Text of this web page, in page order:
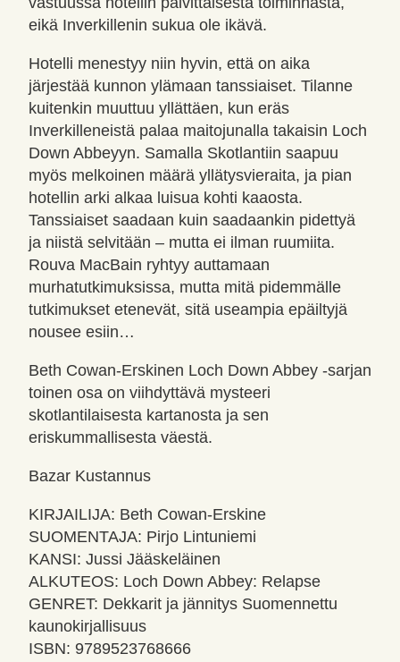
eikä Inverkillenin sukua ole ikävä.
Hotelli menestyy niin hyvin, että on aika
järjestää kunnon ylämaan tanssiaiset. Tilanne
kuitenkin muuttuu yllättäen, kun eräs
Inverkilleneistä palaa maitojunalla takaisin Loch
Down Abbeyyn. Samalla Skotlantiin saapuu
myös melkoinen määrä yllätysvieraita, ja pian
hotellin arki alkaa luisua kohti kaaosta.
Tanssiaiset saadaan kuin saadaankin pidettyä
ja niistä selvitään – mutta ei ilman ruumiita.
Rouva MacBain ryhtyy auttamaan
murhatutkimuksissa, mutta mitä pidemmälle
tutkimukset etenevät, sitä useampia epäiltyjä
nousee esiin…
Beth Cowan-Erskinen Loch Down Abbey -sarjan
toinen osa on viihdyttävä mysteeri
skotlantilaisesta kartanosta ja sen
eriskummallisesta väestä.
Bazar Kustannus
KIRJAILIJA: Beth Cowan-Erskine
SUOMENTAJA: Pirjo Lintuniemi
KANSI: Jussi Jääskeläinen
ALKUTEOS: Loch Down Abbey: Relapse
GENRET: Dekkarit ja jännitys Suomennettu
kaunokirjallisuus
ISBN: 9789523768666